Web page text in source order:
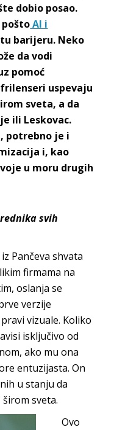
dobio posao.
AI i
barijeru. Neko
da vodi
pomoć
uspevaju
sveta, a da
ili Leskovac.
potrebno je i
i, kao
u moru drugih
svih
Pančeva shvata
firmama na
oslanja se
verzije
pravi vizuale. Koliko
isključivo od
ako mu ona
entuzijasta. On
u stanju da
rom sveta.
Ovo